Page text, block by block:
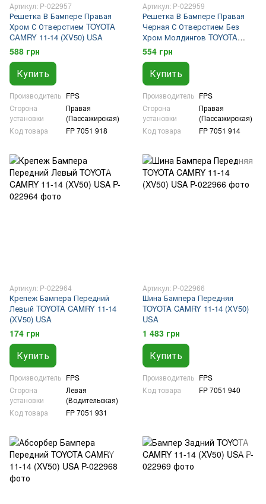
Артикул: P-022957
Решетка В Бампере Правая
Хром С Отверстием TOYOTA
CAMRY 11-14 (XV50) USA
588 грн
Купить
Производитель FPS
Сторона
установки
Правая
(Пассажирская)
Код товара
FP 7051 918
Артикул: P-022959
Решетка В Бампере Правая
Черная С Отверстием Без
Хром Молдингов TOYOTA
CAMRY 11-14 (XV50) USA
554 грн
Купить
Производитель FPS
Сторона
установки
Правая
(Пассажирская)
Код товара
FP 7051 914
Артикул: P-022964
Крепеж Бампера Передний
Левый TOYOTA CAMRY 11-14
(XV50) USA
174 грн
Купить
Производитель FPS
Сторона
установки
Левая
(Водительская)
Код товара
FP 7051 931
Артикул: P-022966
Шина Бампера Передняя
TOYOTA CAMRY 11-14 (XV50)
USA
1 483 грн
Купить
Производитель FPS
Код товара
FP 7051 940